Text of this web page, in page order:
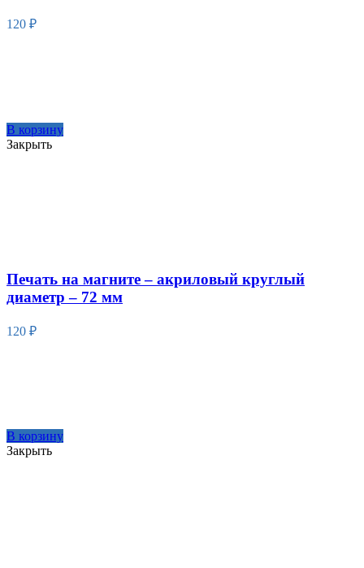
В корзину
Закрыть
120 ₽
В корзину
Закрыть
Печать на магните – акриловый круглый
диаметр – 72 мм
120 ₽